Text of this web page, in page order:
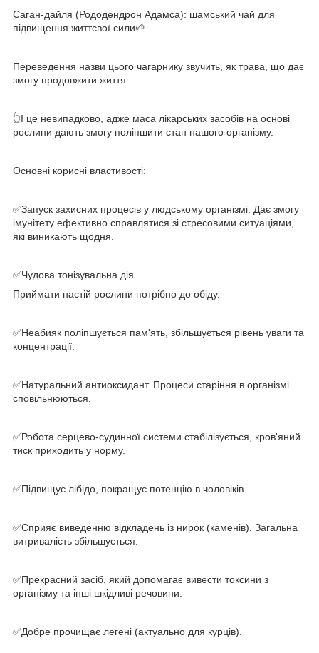
Саган-дайля (Рододендрон Адамса): шамський чай для
підвищення життєвої сили🌱
Переведення назви цього чагарнику звучить, як трава, що дає
змогу продовжити життя.
👆І це невипадково, адже маса лікарських засобів на основі
рослини дають змогу поліпшити стан нашого організму.
Основні корисні властивості:
✅Запуск захисних процесів у людському організмі. Дає змогу
імунітету ефективно справлятися зі стресовими ситуаціями,
які виникають щодня.
✅Чудова тонізувальна дія.
Приймати настій рослини потрібно до обіду.
✅Неабияк поліпшується пам'ять, збільшується рівень уваги та
концентрації.
✅Натуральний антиоксидант. Процеси старіння в організмі
сповільнюються.
✅Робота серцево-судинної системи стабілізується, кров'яний
тиск приходить у норму.
✅Підвищує лібідо, покращує потенцію в чоловіків.
✅Сприяє виведенню відкладень із нирок (каменів). Загальна
витривалість збільшується.
✅Прекрасний засіб, який допомагає вивести токсини з
організму та інші шкідливі речовини.
✅Добре прочищає легені (актуально для курців).